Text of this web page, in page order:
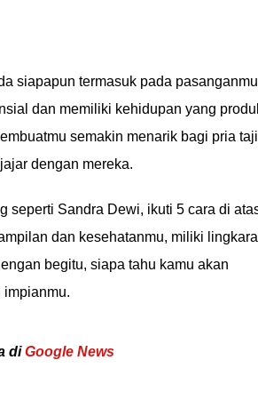
siapapun termasuk pada pasanganmu
dan memiliki kehidupan yang
semakin menarik bagi pria
dengan mereka.
seperti Sandra Dewi, ikuti 5 cara di
dan kesehatanmu, miliki
begitu, siapa tahu kamu akan
impianmu.
diGoogle News